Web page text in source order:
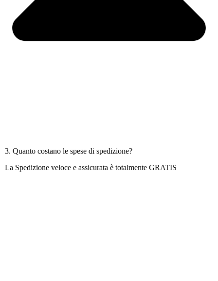
3. Quanto costano le spese di spedizione?
La Spedizione veloce e assicurata è totalmente GRATIS